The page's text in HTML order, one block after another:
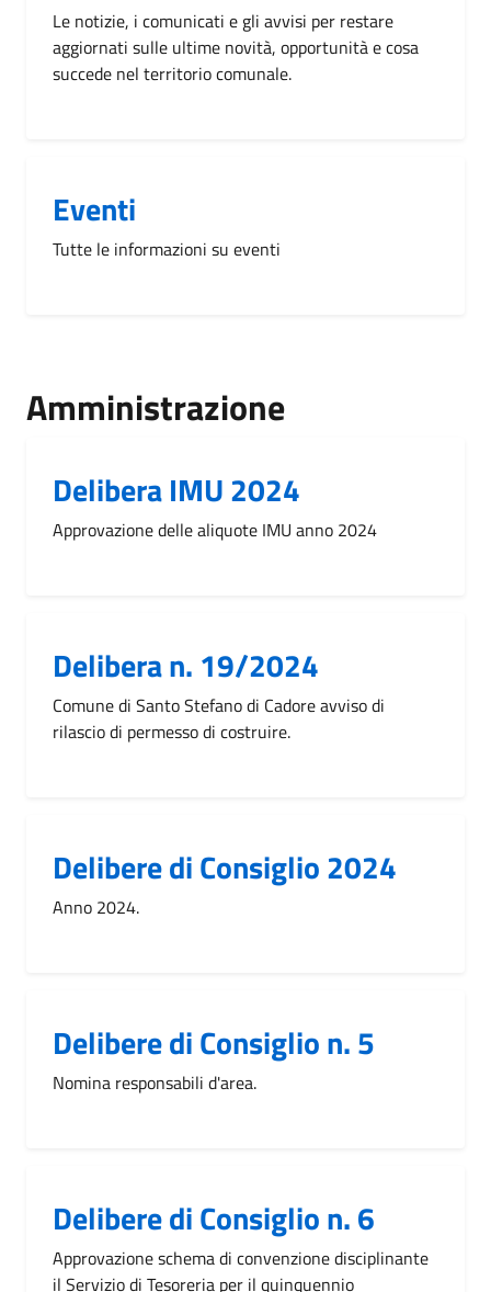
Le notizie, i comunicati e gli avvisi per restare
aggiornati sulle ultime novità, opportunità e cosa
succede nel territorio comunale.
Eventi
Tutte le informazioni su eventi
Amministrazione
Delibera IMU 2024
Approvazione delle aliquote IMU anno 2024
Delibera n. 19/2024
Comune di Santo Stefano di Cadore avviso di
rilascio di permesso di costruire.
Delibere di Consiglio 2024
Anno 2024.
Delibere di Consiglio n. 5
Nomina responsabili d'area.
Delibere di Consiglio n. 6
Approvazione schema di convenzione disciplinante
il Servizio di Tesoreria per il quinquennio